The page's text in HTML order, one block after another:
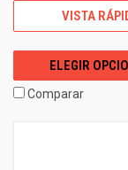
VISTA
ELEGIR
Comparar